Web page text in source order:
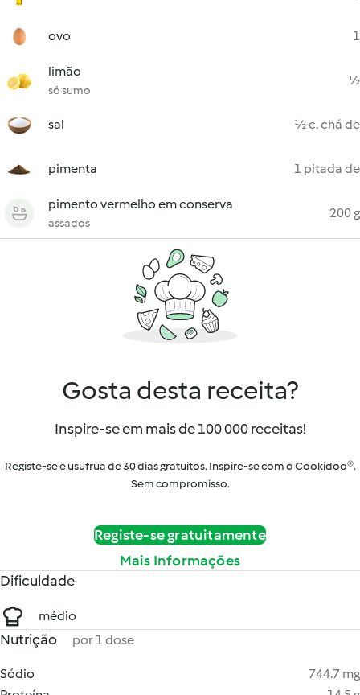
ovo 1
limão
só sumo
½
sal ½ c. chá de
pimenta 1 pitada de
pimento vermelho em conserva
assados
200 g
Gosta desta receita?
Inspire-se em mais de 100 000 receitas!
Registe-se e usufrua de 30 dias gratuitos. Inspire-se com o Cookidoo®.
Sem compromisso.
Registe-se gratuitamente
Mais Informações
Dificuldade
médio
Nutrição por 1 dose
Sódio
744.7 mg